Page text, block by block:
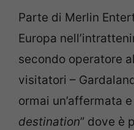
Parte di Merlin
Europa
secondo operatore
visitatori –
ormai un’affermata
destination” dove è